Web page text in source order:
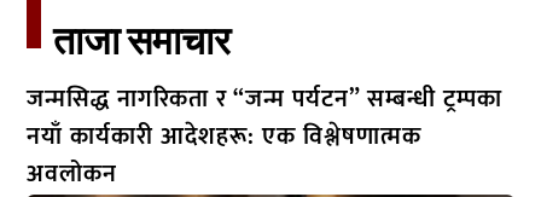
ताजा समाचार​
जन्मसिद्ध नागरिकता र “जन्म पर्यटन” सम्बन्धी ट्रम्पका
नयाँ कार्यकारी आदेशहरू: एक विश्लेषणात्मक
अवलोकन